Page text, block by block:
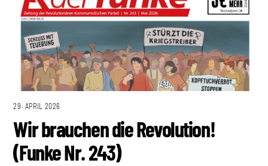
29. APRIL 2026
Wir brauchen die Revolution!
(Funke Nr. 243)